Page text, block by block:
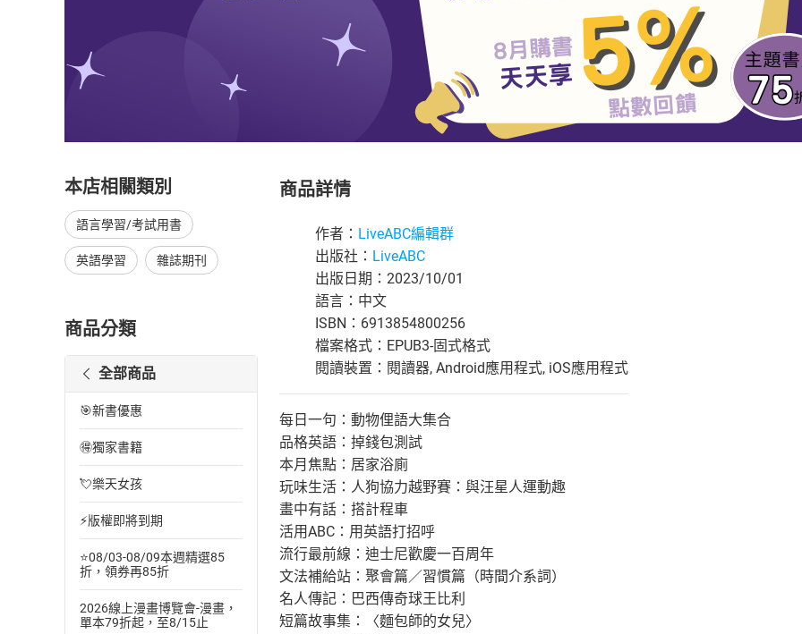
本店相關類別
語言學習/考試用書
英語學習 雜誌期刊
商品分類
全部商品
🎯新書優惠
🉐獨家書籍
💘樂天女孩
⚡版權即將到期
⭐08/03-08/09本週精選85
折，領券再85折
2026線上漫畫博覽會-漫畫，
單本79折起，至8/15止
商品詳情
作者： LiveABC編輯群
出版社： LiveABC
出版日期：2023/10/01
語言：中文
ISBN：6913854800256
檔案格式：EPUB3-固式格式
閱讀裝置：閱讀器, Android應用程式, iOS應用程式
每日一句：動物俚語大集合
品格英語：掉錢包測試
本月焦點：居家浴廁
玩味生活：人狗協力越野賽：與汪星人運動趣
畫中有話：搭計程車
活用ABC：用英語打招呼
流行最前線：迪士尼歡慶一百周年
文法補給站：聚會篇／習慣篇（時間介系詞）
名人傳記：巴西傳奇球王比利
短篇故事集：〈麵包師的女兒〉